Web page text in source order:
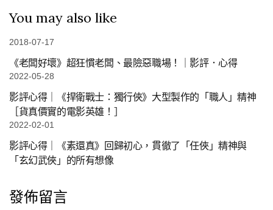
You may also like
2018-07-17
《老闆好壞》超狂慣老闆、最險惡職場！｜影評．心得
2022-05-28
影評心得｜《捍衛戰士：獨行俠》大型製作的「職人」精神
［貨真價實的電影英雄！］
2022-02-01
影評心得｜《素還真》回歸初心，貫徹了「任俠」精神與
「玄幻武俠」的所有想像
發佈留言